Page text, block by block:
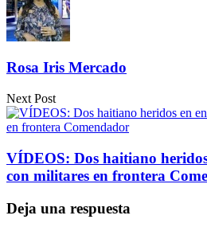
Rosa Iris Mercado
Next Post
VÍDEOS: Dos haitiano
con militares en frontera
Deja una respuesta